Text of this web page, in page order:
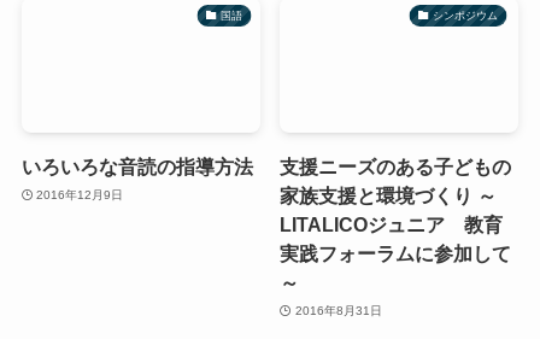
国語
いろいろな音読の指導方法
2016年12月9日
シンポジウム
支援ニーズのある子どもの
家族支援と環境づくり ～
LITALICOジュニア 教育
実践フォーラムに参加して
～
2016年8月31日